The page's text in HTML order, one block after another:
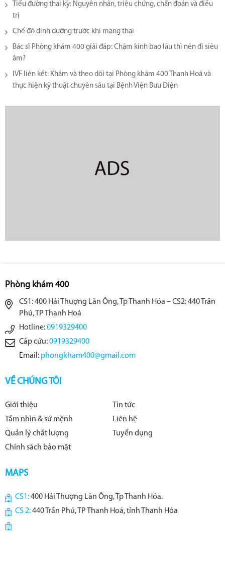
Tiểu đường thai kỳ: Nguyên nhân, triệu chứng, chẩn đoán và điều
trị
Chế độ dinh dưỡng trước khi mang thai
Bác sĩ Phòng khám 400 giải đáp: Chậm kinh bao lâu thì nên đi siêu
âm?
IVF liên kết: Khám và theo dõi tại Phòng khám 400 Thanh Hoá và
thực hiện kỹ thuật chuyên sâu tại Bệnh Viện Bưu Điện
Phòng khám 400
CS1: 400 Hải Thượng Lãn Ông, Tp Thanh Hóa – CS2: 440 Trần
Phú, TP Thanh Hoá
Hotline:0919329400
Cấp cứu:0919329400
Email: phongkham400@gmail.com
VỀ CHÚNG TÔI
Giới thiệu
Tin tức
Tầm nhìn & sứ mệnh
Liên hệ
Quản lý chất lượng
Tuyển dụng
Chính sách bảo mật
MAPS
CS1:400 Hải Thượng Lãn Ông, Tp Thanh Hóa.
CS 2:440 Trần Phú, TP Thanh Hoá, tỉnh Thanh Hóa